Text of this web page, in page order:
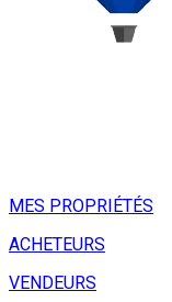
MES PROPRIÉTÉS
ACHETEURS
VENDEURS